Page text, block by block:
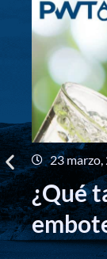
23 marzo,
¿Qué